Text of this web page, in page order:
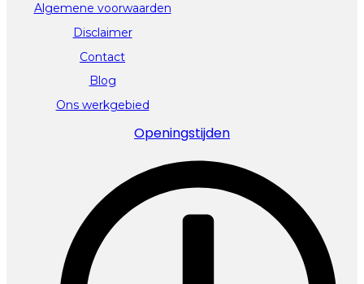
Algemene voorwaarden
Disclaimer
Contact
Blog
Ons werkgebied
Openingstijden